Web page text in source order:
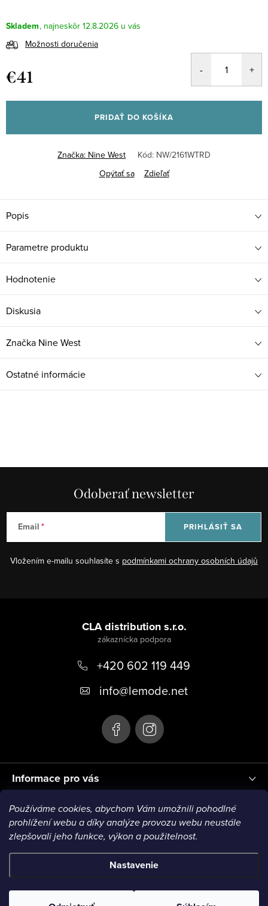
Používáme cookies, abychom Vám umožnili pohodlné
prohlížení webu a díky analýze provozu webu neustále
zlepšovali jeho funkce, výkon a použitelnost.
Nastavenie
Skladem
12.8.2026
Možnosti doručenia
€41
cena:
PRIDAŤ DO KOŠÍKA
Značka: Nine West Kód: NW/2161WTRD
Opýtať sa
Zdieľať
Popis
Parametre produktu
Hodnotenie
Diskusia
Značka Nine West
Ostatné informácie
Odoberať newsletter
Email
Vložením e-mailu souhlasíte s podmínkami ochrany osobních údajů
PRIHLÁSIŤ SA
Informace pro vás
CLA distribution s.r.o.
+420 602 119 449
info@lemode.net
Blog
Copyright 2026Le Mode. Všetky práva vyhradené.